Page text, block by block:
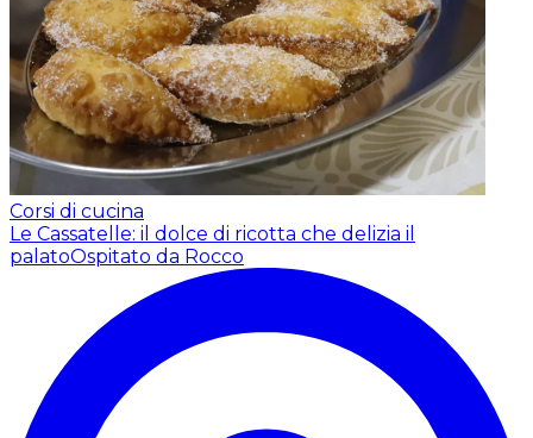
Corsi di cucina
Le Cassatelle: il dolce di ricotta che delizia il
palatoOspitato da Rocco